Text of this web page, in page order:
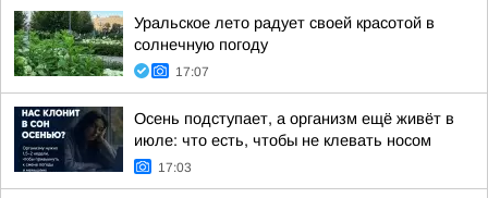
Уральское лето радует своей красотой в
солнечную погоду
17:07
Осень подступает, а организм ещё живёт в
июле: что есть, чтобы не клевать носом
17:03